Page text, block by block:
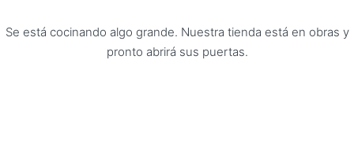
Se está cocinando algo grande. Nuestra tienda está en obras y
pronto abrirá sus puertas.